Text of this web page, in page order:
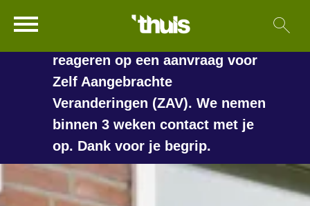
Naar hoofdinhoud
Naar hoofdnavigatiemenu
Naar zoeken
Naar de homepage
Ga naar Hoofd
langer duren voordat we
reageren op een aanvraag voor
Zelf Aangebrachte
Veranderingen (ZAV). We nemen
binnen 3 weken contact met je
op. Dank voor je begrip.